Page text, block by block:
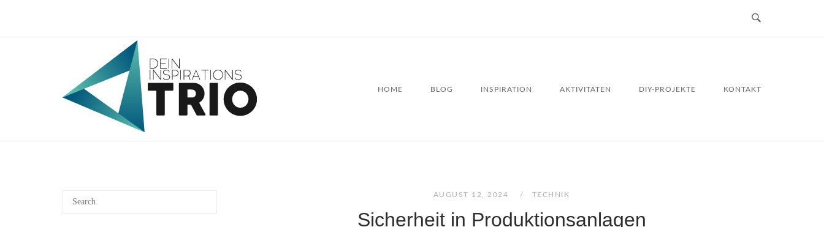
HOME BLOG INSPIRATION AKTIVITÄTEN DIY-PROJEKTE KONTAKT
AUGUST 12, 2024 TECHNIK
Sicherheit in Produktionsanlagen